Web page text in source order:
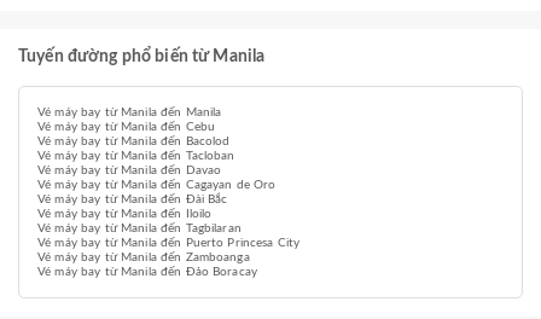
Tuyến đường phổ biến từ Manila
Vé máy bay từ Manila đến Manila
Vé máy bay từ Manila đến Cebu
Vé máy bay từ Manila đến Bacolod
Vé máy bay từ Manila đến Tacloban
Vé máy bay từ Manila đến Davao
Vé máy bay từ Manila đến Cagayan de Oro
Vé máy bay từ Manila đến Đài Bắc
Vé máy bay từ Manila đến Iloilo
Vé máy bay từ Manila đến Tagbilaran
Vé máy bay từ Manila đến Puerto Princesa City
Vé máy bay từ Manila đến Zamboanga
Vé máy bay từ Manila đến Đảo Boracay